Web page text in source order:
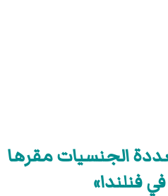
الجنسيات مقرها
فنلندا»